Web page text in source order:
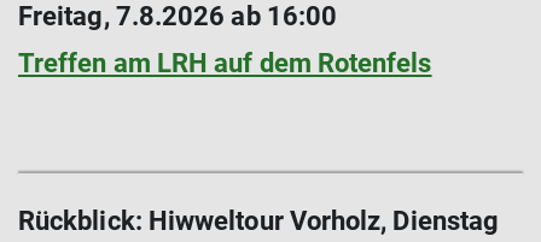
Freitag, 7.8.2026 ab 16:00
Treffen am LRH auf dem Rotenfels
Rückblick: Hiwweltour Vorholz, Dienstag